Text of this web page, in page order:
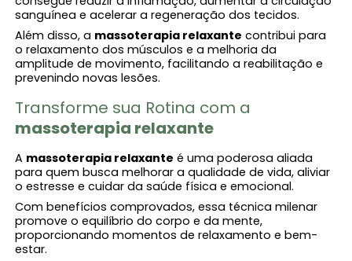
sanguínea e acelerar a regeneração dos tecidos.
Além disso, a massoterapia relaxante contribui para
o relaxamento dos músculos e a melhoria da
amplitude de movimento, facilitando a reabilitação e
prevenindo novas lesões.
Transforme sua Rotina com a
massoterapia relaxante
A massoterapia relaxante é uma poderosa aliada
para quem busca melhorar a qualidade de vida, aliviar
o estresse e cuidar da saúde física e emocional.
Com benefícios comprovados, essa técnica milenar
promove o equilíbrio do corpo e da mente,
proporcionando momentos de relaxamento e bem-
estar.